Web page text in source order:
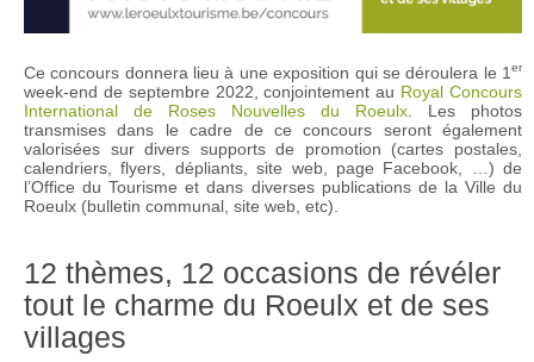
Ce concours donnera lieu à une exposition qui se déroulera le 1 er
week-end de septembre 2022, conjointement au Royal Concours
International de Roses Nouvelles du Roeulx . Les photos
transmises dans le cadre de ce concours seront également
valorisées sur divers supports de promotion (cartes postales,
calendriers, flyers, dépliants, site web, page Facebook, …) de
l’Office du Tourisme et dans diverses publications de la Ville du
Roeulx (bulletin communal, site web, etc).
12 thèmes, 12 occasions de révéler
tout le charme du Roeulx et de ses
villages